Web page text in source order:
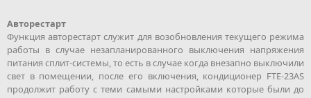
Авторестарт
Функция авторестарт служит для возобновления текущего режима
работы в случае незапланированного выключения напряжения
питания сплит-системы, то есть в случае когда внезапно выключили
свет в помещении, после его включения, кондиционер FTE-23AS
продолжит работу с теми самыми настройками которые были до